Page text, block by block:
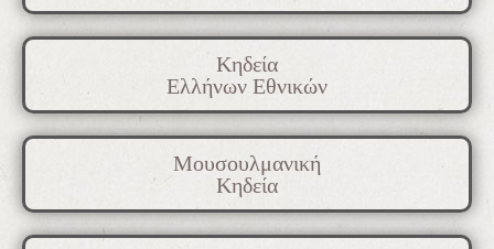
Κηδεία
Ελλήνων Εθνικών
Μουσουλμανική
Κηδεία